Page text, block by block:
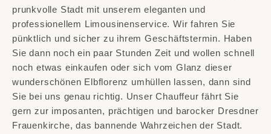
prunkvolle Stadt mit unserem eleganten und
professionellem Limousinenservice. Wir fahren Sie
pünktlich und sicher zu ihrem Geschäftstermin. Haben
Sie dann noch ein paar Stunden Zeit und wollen schnell
noch etwas einkaufen oder sich vom Glanz dieser
wunderschönen Elbflorenz umhüllen lassen, dann sind
Sie bei uns genau richtig. Unser Chauffeur fährt Sie
gern zur imposanten, prächtigen und barocker Dresdner
Frauenkirche, das bannende Wahrzeichen der Stadt.